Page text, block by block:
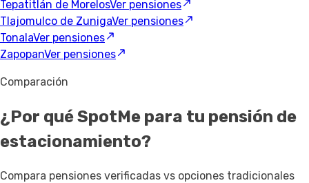
Tepatitlán de MorelosVer pensiones
Tlajomulco de ZunigaVer pensiones
TonalaVer pensiones
ZapopanVer pensiones
Comparación
¿Por qué SpotMe para tu pensión de
estacionamiento?
Compara pensiones verificadas vs opciones tradicionales